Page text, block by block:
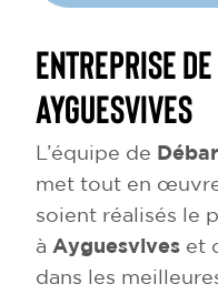
Entreprise
Ayguesvives
L’équipe de
met tout en
soient réalisés le
à Ayguesvives et
dans les